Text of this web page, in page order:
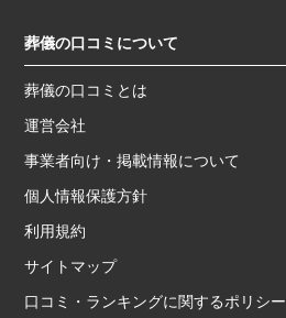
葬儀の口コミについて
葬儀の口コミとは
運営会社
事業者向け・掲載情報について
個人情報保護方針
利用規約
サイトマップ
口コミ・ランキングに関するポリシー